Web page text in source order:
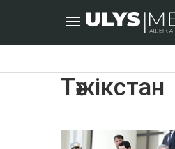
Тәжікстан